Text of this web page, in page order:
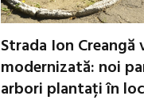
Strada Ion Creangă
modernizată: noi
arbori plantați în